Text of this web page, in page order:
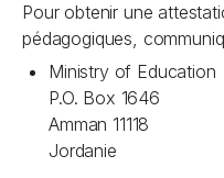
Pour obtenir une
pédagogiques,
Ministry of Education
P.O. Box 1646
Amman 11118
Jordanie